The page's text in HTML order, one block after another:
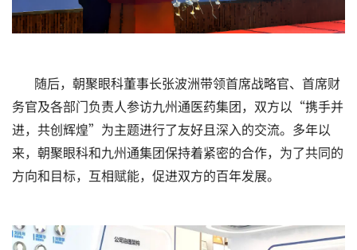
随后，朝聚眼科董事长张波洲带领首席战略官、首席财
务官及各部门负责人参访九州通医药集团，双方以“携手并
进，共创辉煌”为主题进行了友好且深入的交流。多年以
来，朝聚眼科和九州通集团保持着紧密的合作，为了共同的
方向和目标，互相赋能，促进双方的百年发展。